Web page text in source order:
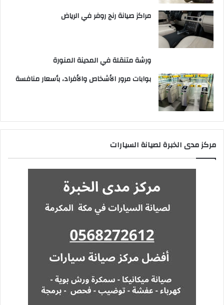
مراكز صيانة رنج روفر في الرياض
ورشة متنقلة في المدينة المنورة
بوابات مرور الأشخاص والأفراد، بأسعار منافسة
مركز مدى الخبرة لصيانة السيارات